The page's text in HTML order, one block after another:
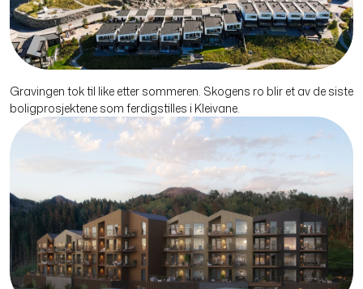
Gravingen tok til like etter sommeren. Skogens ro blir et av de siste
boligprosjektene som ferdig­stilles i Kleivane.